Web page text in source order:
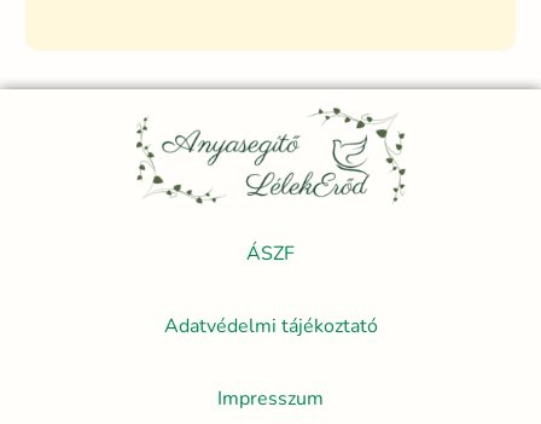
ÁSZF
Adatvédelmi tájékoztató
Impresszum